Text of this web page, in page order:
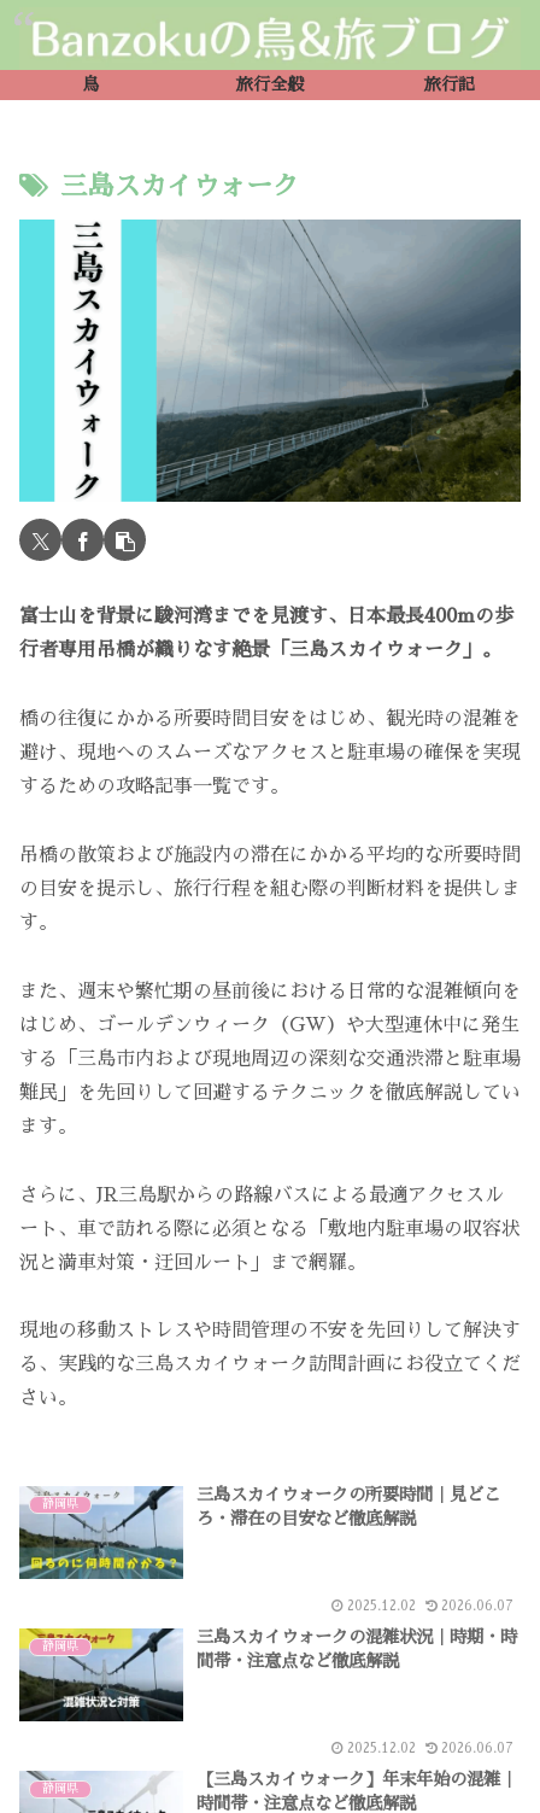
鳥 旅行全般 旅行記
三島スカイウォーク
富士山を背景に駿河湾までを見渡す、日本最長400mの歩
行者専用吊橋が織りなす絶景「三島スカイウォーク」。
橋の往復にかかる所要時間目安をはじめ、観光時の混雑を
避け、現地へのスムーズなアクセスと駐車場の確保を実現
するための攻略記事一覧です。
吊橋の散策および施設内の滞在にかかる平均的な所要時間
の目安を提示し、旅行行程を組む際の判断材料を提供しま
す。
また、週末や繁忙期の昼前後における日常的な混雑傾向を
はじめ、ゴールデンウィーク（GW）や大型連休中に発生
する「三島市内および現地周辺の深刻な交通渋滞と駐車場
難民」を先回りして回避するテクニックを徹底解説してい
ます。
さらに、JR三島駅からの路線バスによる最適アクセスル
ート、車で訪れる際に必須となる「敷地内駐車場の収容状
況と満車対策・迂回ルート」まで網羅。
現地の移動ストレスや時間管理の不安を先回りして解決す
る、実践的な三島スカイウォーク訪問計画にお役立てくだ
さい。
静岡県
三島スカイウォークの所要時間｜見どこ
ろ・滞在の目安など徹底解説
2025.12.02 2026.06.07
静岡県
三島スカイウォークの混雑状況｜時期・時
間帯・注意点など徹底解説
2025.12.02 2026.06.07
静岡県
【三島スカイウォーク】年末年始の混雑｜
時間帯・注意点など徹底解説